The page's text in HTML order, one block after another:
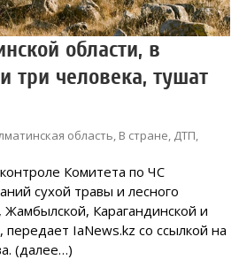
области, в
три человека, тушат
область, В стране, ДТП,
Комитета по ЧС
сухой травы и лесного
Жамбылской, Карагандинской и
передает IaNews.kz со ссылкой на
(далее…)